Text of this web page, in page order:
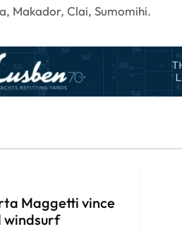
Makador, Clai, Sumomihi.
Maggetti vince
windsurf